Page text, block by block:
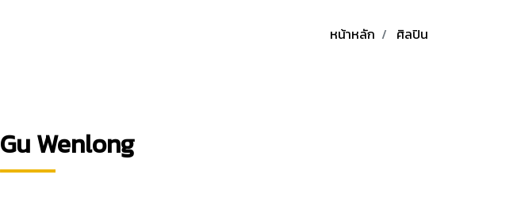
หน้าหลัก ศิลปิน
Gu Wenlong